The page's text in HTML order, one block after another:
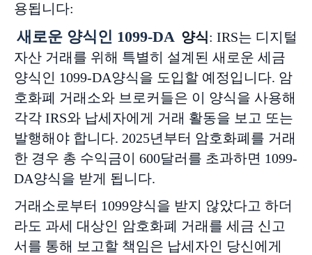
용됩니다:
새로운 양식인 1099-DA 양식: IRS는 디지털
자산 거래를 위해 특별히 설계된 새로운 세금
양식인 1099-DA양식을 도입할 예정입니다. 암
호화폐 거래소와 브로커들은 이 양식을 사용해
각각 IRS와 납세자에게 거래 활동을 보고 또는
발행해야 합니다. 2025년부터 암호화폐를 거래
한 경우 총 수익금이 600달러를 초과하면 1099-
DA양식을 받게 됩니다.
거래소로부터 1099양식을 받지 않았다고 하더
라도 과세 대상인 암호화폐 거래를 세금 신고
서를 통해 보고할 책임은 납세자인 당신에게